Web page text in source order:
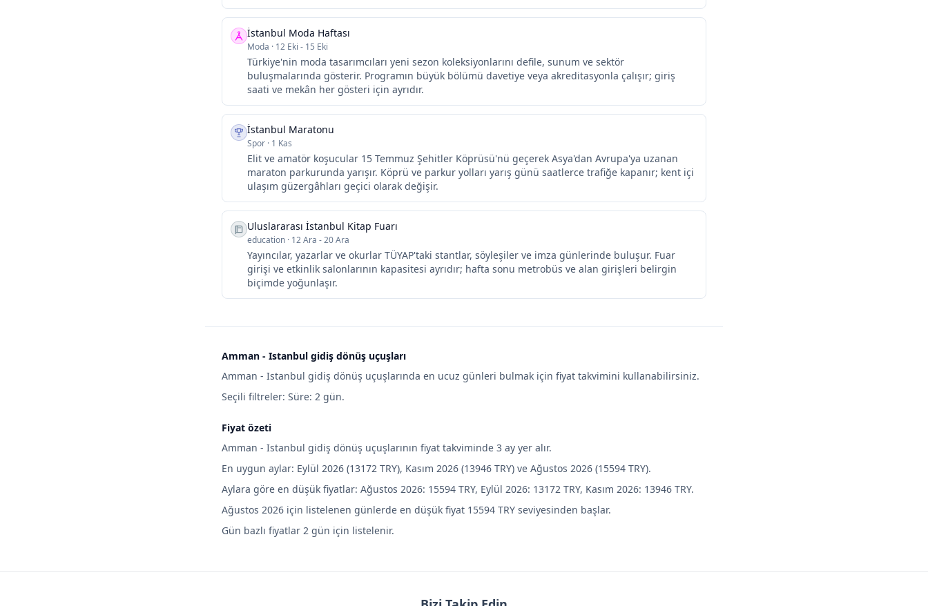
İstanbul Moda Haftası
Moda · 12 Eki - 15 Eki
Türkiye'nin moda tasarımcıları yeni sezon koleksiyonlarını defile, sunum ve sektör
buluşmalarında gösterir. Programın büyük bölümü davetiye veya akreditasyonla çalışır; giriş
saati ve mekân her gösteri için ayrıdır.
İstanbul Maratonu
Spor · 1 Kas
Elit ve amatör koşucular 15 Temmuz Şehitler Köprüsü'nü geçerek Asya'dan Avrupa'ya uzanan
maraton parkurunda yarışır. Köprü ve parkur yolları yarış günü saatlerce trafiğe kapanır; kent içi
ulaşım güzergâhları geçici olarak değişir.
Uluslararası İstanbul Kitap Fuarı
education · 12 Ara - 20 Ara
Yayıncılar, yazarlar ve okurlar TÜYAP'taki stantlar, söyleşiler ve imza günlerinde buluşur. Fuar
girişi ve etkinlik salonlarının kapasitesi ayrıdır; hafta sonu metrobüs ve alan girişleri belirgin
biçimde yoğunlaşır.
Amman - Istanbul gidiş dönüş uçuşları
Amman - Istanbul gidiş dönüş uçuşlarında en ucuz günleri bulmak için fiyat takvimini kullanabilirsiniz.
Seçili filtreler: Süre: 2 gün.
Fiyat özeti
Amman - Istanbul gidiş dönüş uçuşlarının fiyat takviminde 3 ay yer alır.
En uygun aylar: Eylül 2026 (13172 TRY), Kasım 2026 (13946 TRY) ve Ağustos 2026 (15594 TRY).
Aylara göre en düşük fiyatlar: Ağustos 2026: 15594 TRY, Eylül 2026: 13172 TRY, Kasım 2026: 13946 TRY.
Ağustos 2026 için listelenen günlerde en düşük fiyat 15594 TRY seviyesinden başlar.
Gün bazlı fiyatlar 2 gün için listelenir.